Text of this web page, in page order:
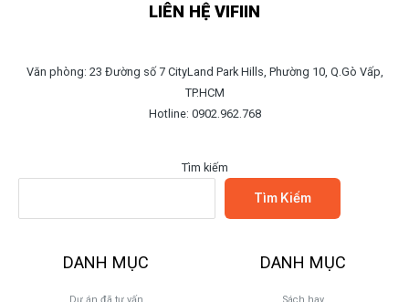
LIÊN HỆ VIFIIN
Văn phòng: 23 Đường số 7 CityLand Park Hills, Phường 10, Q.Gò Vấp,
TP.HCM
Hotline: 0902.962.768
Tìm kiếm
Tìm Kiếm
DANH MỤC
Dự án đã tư vấn
DANH MỤC
Sách hay